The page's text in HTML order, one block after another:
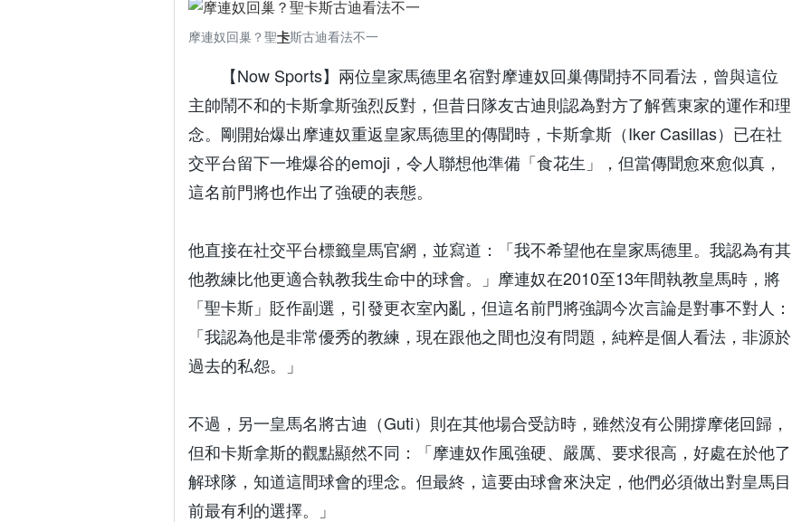
摩連奴回巢？聖卡斯古迪看法不一
【Now Sports】兩位皇家馬德里名宿對摩連奴回巢傳聞持不同看法，曾與這位
主帥鬧不和的卡斯拿斯強烈反對，但昔日隊友古迪則認為對方了解舊東家的運作和理
念。剛開始爆出摩連奴重返皇家馬德里的傳聞時，卡斯拿斯（Iker Casillas）已在社
交平台留下一堆爆谷的emoji，令人聯想他準備「食花生」，但當傳聞愈來愈似真，
這名前門將也作出了強硬的表態。
他直接在社交平台標籤皇馬官網，並寫道：「我不希望他在皇家馬德里。我認為有其
他教練比他更適合執教我生命中的球會。」摩連奴在2010至13年間執教皇馬時，將
「聖卡斯」貶作副選，引發更衣室內亂，但這名前門將強調今次言論是對事不對人：
「我認為他是非常優秀的教練，現在跟他之間也沒有問題，純粹是個人看法，非源於
過去的私怨。」
不過，另一皇馬名將古迪（Guti）則在其他場合受訪時，雖然沒有公開撐摩佬回歸，
但和卡斯拿斯的觀點顯然不同：「摩連奴作風強硬、嚴厲、要求很高，好處在於他了
解球隊，知道這間球會的理念。但最終，這要由球會來決定，他們必須做出對皇馬目
前最有利的選擇。」